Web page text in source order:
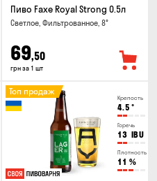
Пиво Faxe Royal Strong 0.5л
Светлое, Фильтрованное, 8°
69,50
грн за 1 шт
Крепость
4.5 °
Горечь
13 IBU
Плотность
11 %
Топ продаж